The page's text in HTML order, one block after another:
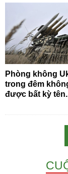
Phòng không
trong đêm
được bất kỳ